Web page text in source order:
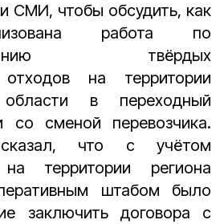
СМИ, чтобы обсудить, как
работа по
твёрдых
на территории
области в переходный
со сменой перевозчика.
что с учётом
территории региона
штабом было
заключить договора с